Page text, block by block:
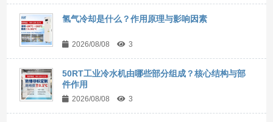
氢气冷却是什么？作用原理与影响因素
2026/08/08 3
50RT工业冷水机由哪些部分组成？核心结构与部
件作用
2026/08/08 3